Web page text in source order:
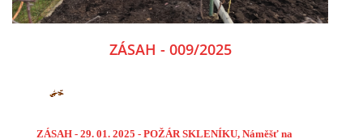
ZÁSAH - 009/2025
ZÁSAH - 29. 01. 2025 - POŽÁR SKLENÍKU, Náměšť na